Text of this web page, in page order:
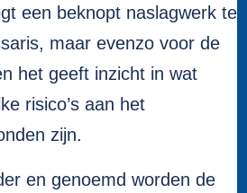
een beknopt naslagwerk te
maar evenzo voor de
het geeft inzicht in wat
risico’s aan het
zijn.
en genoemd worden de